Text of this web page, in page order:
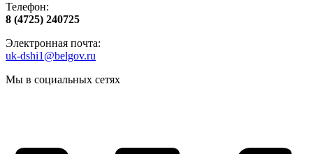
Телефон:
8 (4725) 240725
Электронная почта:
uk-dshi1@belgov.ru
Мы в социальных сетях